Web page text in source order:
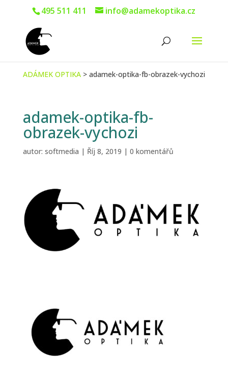
495 511 411 info@adamekoptika.cz
ADÁMEK OPTIKA> adamek-optika-fb-obrazek-vychozi
adamek-optika-fb-
obrazek-vychozi
autor: softmedia | Říj 8, 2019 | 0 komentářů